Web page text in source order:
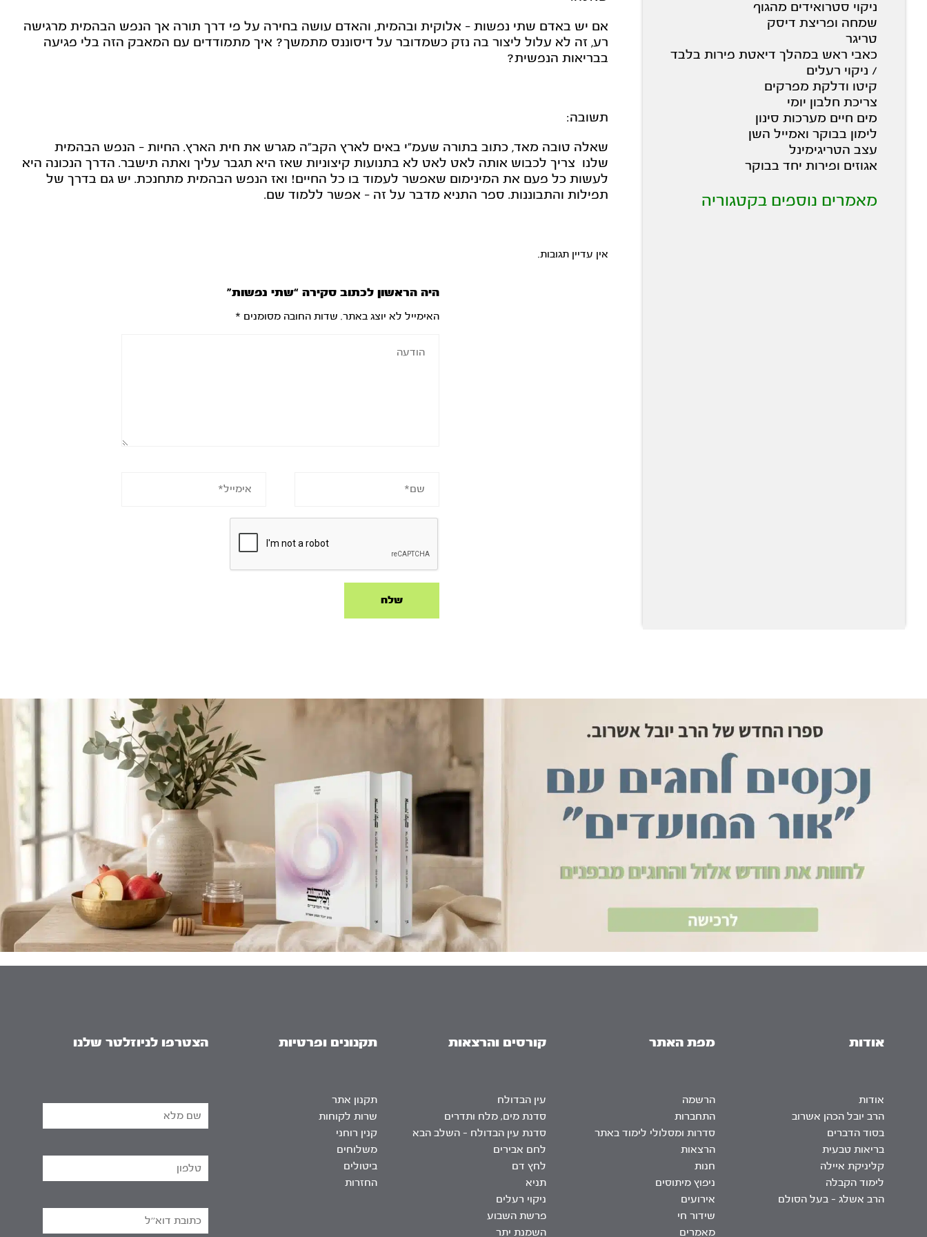
ניקוי סטרואידים מהגוף
שמחה ופריצת דיסק
טריגר
כאבי ראש במהלך דיאטת פירות בלבד
/ ניקוי רעלים
קיטו ודלקת מפרקים
צריכת חלבון יומי
מים חיים מערכות סינון
לימון בבוקר ואמייל השן
עצב הטריגימינל
אגוזים ופירות יחד בבוקר
מאמרים נוספים בקטגוריה
אם יש באדם שתי נפשות - אלוקית ובהמית, והאדם עושה בחירה על פי דרך תורה אך הנפש הבהמית מרגישה
רע, זה לא עלול ליצור בה נזק כשמדובר על דיסוננס מתמשך? איך מתמודדים עם המאבק הזה בלי פגיעה
בבריאות הנפשית?
תשובה:
שאלה טובה מאד, כתוב בתורה שעמ"י באים לארץ הקב"ה מגרש את חית הארץ. החיות - הנפש הבהמית
שלנו צריך לכבוש אותה לאט לאט לא בתנועות קיצוניות שאז היא תגבר עליך ואתה תישבר. הדרך הנכונה היא
לעשות כל פעם את המינימום שאפשר לעמוד בו כל החיים! ואז הנפש הבהמית מתחנכת. יש גם בדרך של
תפילות והתבוננות. ספר התניא מדבר על זה - אפשר ללמוד שם.
אין עדיין תגובות.
היה הראשון לכתוב סקירה “שתי נפשות”
האימייל לא יוצג באתר. שדות החובה מסומנים *
אודות
אודות
הרב יובל הכהן אשרוב
בסוד הדברים
בריאות טבעית
קליניקת איילה
לימוד הקבלה
הרב אשלג – בעל הסולם
מפת האתר
הרשמה
התחברות
סדרות ומסלולי לימוד באתר
הרצאות
חנות
ניפוץ מיתוסים
אירועים
שידור חי
מאמרים
קורסים והרצאות
עין הבדולח
סדנת מים, מלח ותדרים
סדנת עין הבדולח – השלב הבא
לחם אבירים
לחץ דם
תניא
ניקוי רעלים
פרשת השבוע
השמנת יתר
תקנונים ופרטיות
תקנון אתר
שרות לקוחות
קנין רוחני
משלוחים
ביטולים
החזרות
הצטרפו לניוזלטר שלנו